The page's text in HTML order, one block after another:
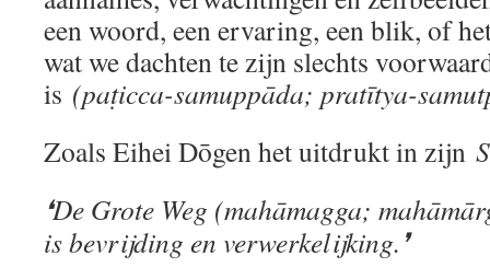
een woord, een ervaring, een blik, of
wat we dachten te zijn slechts
is (paṭicca-samuppāda; pratītya-
Zoals Eihei Dōgen het uitdrukt in zijn
❛De Grote Weg (mahāmagga;
is bevrijding en verwerkelijking.❜